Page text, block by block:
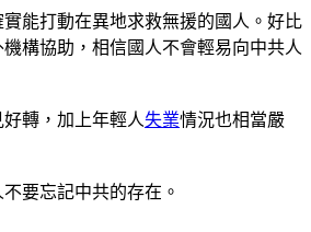
能打動在異地求救無援的國人。好比
構協助，相信國人不會輕易向中共人
轉，加上年輕人失業情況也相當嚴
要忘記中共的存在。